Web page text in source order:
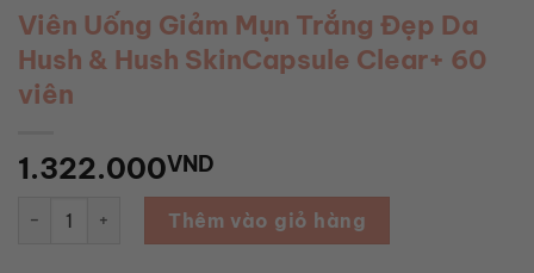
Viên Uống Giảm Mụn Trắng Đẹp Da
Hush & Hush SkinCapsule Clear+ 60
viên
1.322.000VND
Viên Uống Giảm Mụn Trắng Đẹp Da Hush & Hush SkinCapsule
Thêm vào giỏ hàng